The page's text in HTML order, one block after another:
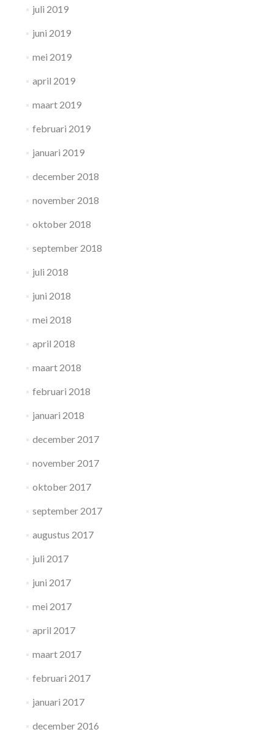
juli 2019
juni 2019
mei 2019
april 2019
maart 2019
februari 2019
januari 2019
december 2018
november 2018
oktober 2018
september 2018
juli 2018
juni 2018
mei 2018
april 2018
maart 2018
februari 2018
januari 2018
december 2017
november 2017
oktober 2017
september 2017
augustus 2017
juli 2017
juni 2017
mei 2017
april 2017
maart 2017
februari 2017
januari 2017
december 2016